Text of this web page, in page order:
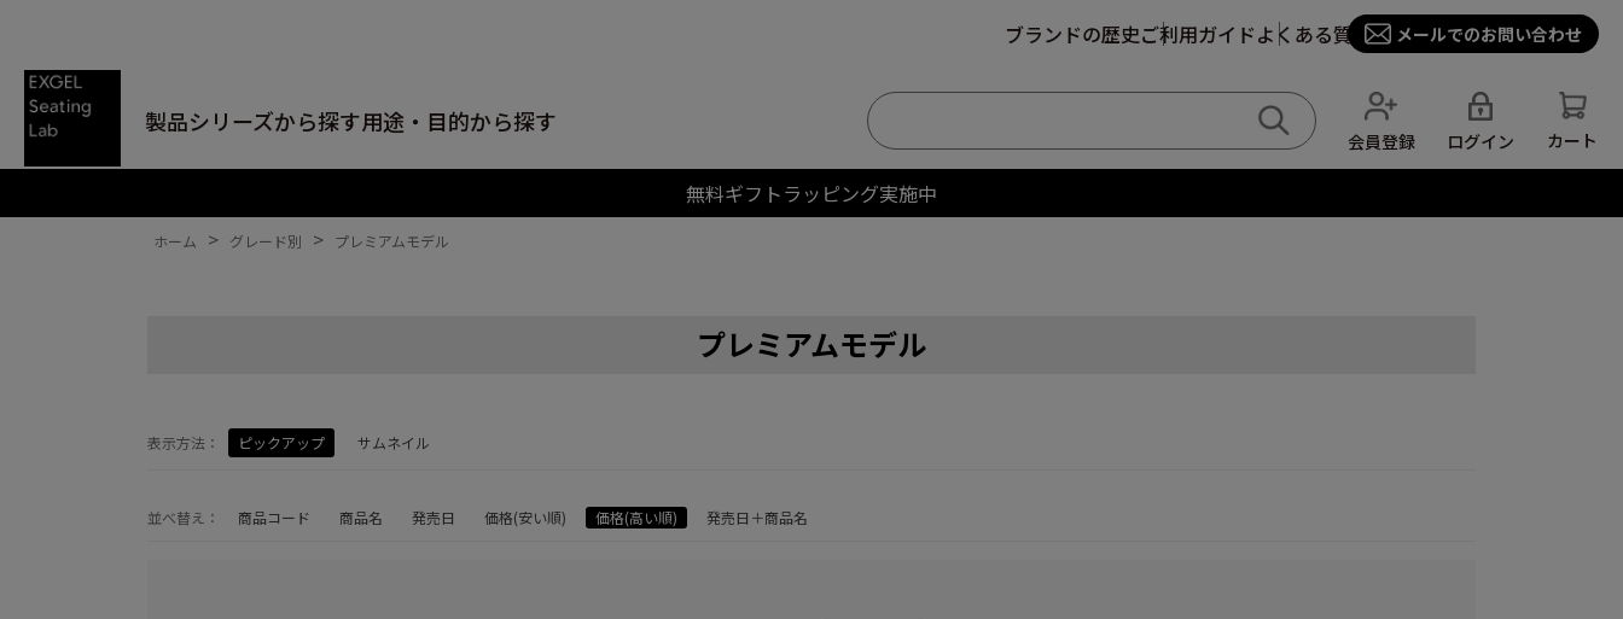
ブランドの歴史ご利用ガイドよくある質問 メールでのお問い合わせ
製品シリーズから探す用途・目的から探す
会員登録 ログイン カート
無料ギフトラッピング実施中
ホーム > グレード別 > プレミアムモデル
プレミアムモデル
表示方法： ピックアップ サムネイル
並べ替え： 商品コード 商品名 発売日 価格(安い順) 価格(高い順) 発売日＋商品名